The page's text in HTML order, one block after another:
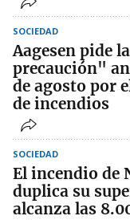
SOCIEDAD
Aagesen pide
precaución"
de agosto por
de incendios
SOCIEDAD
El incendio de
duplica su
alcanza las